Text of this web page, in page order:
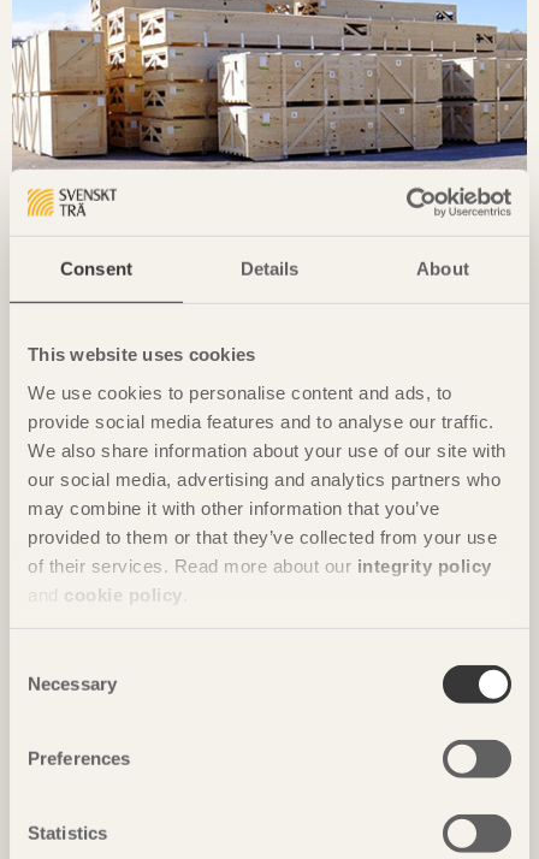
Consent Details About
This website uses cookies
We use cookies to personalise content and ads, to
provide social media features and to analyse our traffic.
We also share information about your use of our site with
our social media, advertising and analytics partners who
may combine it with other information that you’ve
provided to them or that they’ve collected from your use
of their services. Read more about our integrity policy
and cookie policy
Selection
Necessary
Preferences
Statistics
träförpackningar
En rätt konstruerad förpackning ska skydda godset
med hänsyn till till exempel mekaniska påkänningar,
odsets värde, klimatpåkänningar, tryckstötar och
vibrationer, fukt och godsets vikt, viktfördelning och